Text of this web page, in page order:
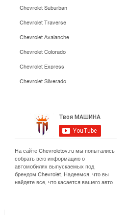
Chevrolet Suburban
Chevrolet Traverse
Chevrolet Avalanche
Chevrolet Colorado
Chevrolet Express
Chevrolet Silverado
На сайте Chevroletov.ru мы попытались
собрать всю информацию о
автомобилях выпускаемых под
брендом Chevrolet. Надеемся, что вы
найдете все, что касается вашего авто